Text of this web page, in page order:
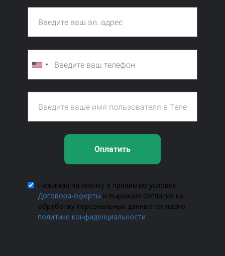
Оплатить
Нажимая на кнопку я принимаю условия
Договора-оферты и выражаю согласие на
обработку персональных данных согласно
политике конфиденциальности